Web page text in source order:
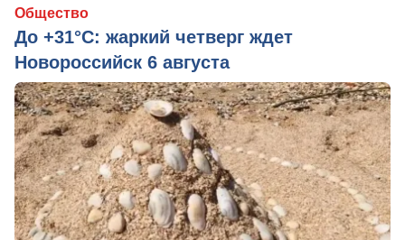
Общество
До +31°C: жаркий четверг ждет
Новороссийск 6 августа